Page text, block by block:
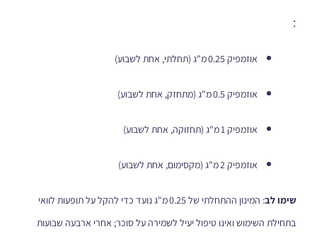
אוזמפיק 0.25 מ"ג (תחלתי, אחת לשבוע)
אוזמפיק 0.5 מ"ג (מתחזק, אחת לשבוע)
אוזמפיק 1 מ"ג (תחזוקה, אחת לשבוע)
אוזמפיק 2 מ"ג (מקסימום, אחת לשבוע)
שימו לב
: המינון ההתחלתי של 0.25 מ"ג נועד כדי להקל על תופעות לוואי
בתחילת השימוש ואינו טיפול יעיל לשמירה על סוכר; אחרי ארבעה שבועות